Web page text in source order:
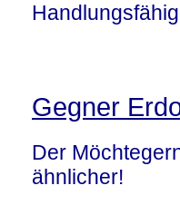
Gegner
Der
ähnlicher!